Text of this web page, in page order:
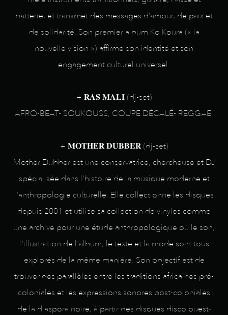
batterie, et transmet des messages d’amour, de paix et
de solidarité. Son premier album Ko Koura (« la
nouvelle vision ») affirme son identité et son
engagement culturel universel.
+ 𝐑𝐀𝐒 𝐌𝐀𝐋𝐈 (dj-set)
AFRO-BEAT- SOUKOUSS, COUPE DÉCALÉ- REGGAE.
+ 𝐌𝐎𝐓𝐇𝐄𝐑 𝐃𝐔𝐁𝐁𝐄𝐑 (dj-set)
Mother Dubber est une conservatrice, chercheuse et DJ
spécialisée dans l'histoire de la musique moderne et
l'anthropologie culturelle. Elle collectionne les disques
depuis 2001 et utilise sa collection de vinyles comme
une archive pour une étude anthropologique où le son,
l'illustration de l'album, le texte et la mode sont tous
explorés de la même manière. Son objectif est de
trouver des parallèles entre les traditions africaines pré-
coloniales et les expressions sonores post-coloniales
de la diaspora noire, à partir des disques disco ouest-